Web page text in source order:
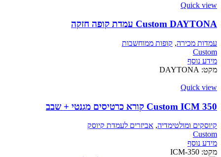
Quick view
Custom DAYTONA עמדת קופה חזקה
עמדות מכירה, קופות ממוחשבות
Custom
מידע נוסף
מקט: DAYTONA
Quick view
Custom ICM 350 קורא כרטיסים מגנטי + שבב
קיוסקים ומולטימדיה, אביזרים לעמדת קיוסק
Custom
מידע נוסף
מקט: ICM-350